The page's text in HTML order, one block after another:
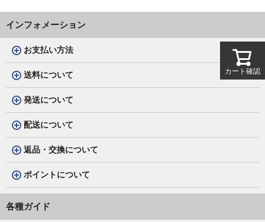
インフォメーション
お支払い方法
送料について
発送について
配送について
返品・交換について
ポイントについて
各種ガイド
カート確認